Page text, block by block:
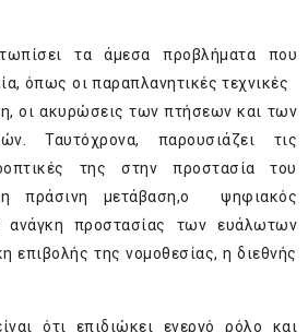
τα άμεσα προβλήματα που
όπως οι παραπλανητικές τεχνικές
οι ακυρώσεις των πτήσεων και των
Ταυτόχρονα, παρουσιάζει τις
της στην προστασία του
πράσινη μετάβαση,ο ψηφιακός
ανάγκη προστασίας των ευάλωτων
επιβολής της νομοθεσίας, η διεθνής
ότι επιδιώκει ενεργό ρόλο και